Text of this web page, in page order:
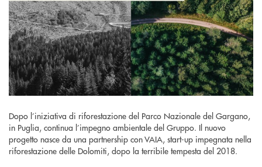
Dopo l’iniziativa di riforestazione del Parco Nazionale del Gargano,
in Puglia, continua l’impegno ambientale del Gruppo. Il nuovo
progetto nasce da una partnership con VAIA, start-up impegnata nella
riforestazione delle Dolomiti, dopo la terribile tempesta del 2018.